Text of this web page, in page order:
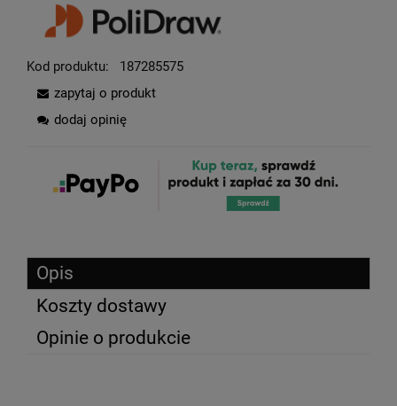
Kod produktu:
187285575
zapytaj o produkt
dodaj opinię
Opis
Koszty dostawy
Opinie o produkcie